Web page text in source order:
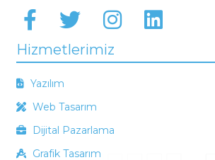
Hizmetlerimiz
Yazılım
Web Tasarım
Dijital Pazarlama
Grafik Tasarım